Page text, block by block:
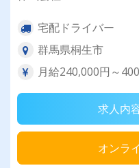
宅配ドライバー
群馬県桐生市
月給240,000円～
求人内
オンラ